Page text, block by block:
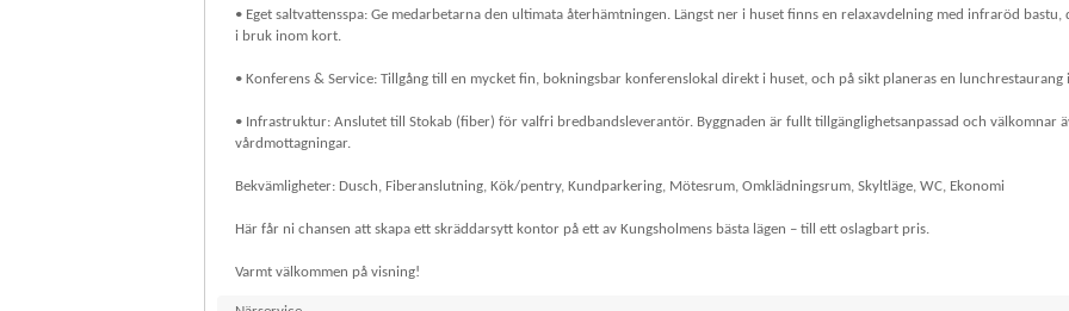
• Eget saltvattensspa: Ge medarbetarna den ultimata återhämtningen. Längst ner i huset finns en relaxavdelning med infraröd
i bruk inom kort.
• Konferens & Service: Tillgång till en mycket fin, bokningsbar konferenslokal direkt i huset, och på sikt planeras en lunchrestaurang
• Infrastruktur: Anslutet till Stokab (fiber) för valfri bredbandsleverantör. Byggnaden är fullt tillgänglighetsanpassad och välkomnar
vårdmottagningar.
Bekvämligheter: Dusch, Fiberanslutning, Kök/pentry, Kundparkering, Mötesrum, Omklädningsrum, Skyltläge, WC, Ekonomi
Här får ni chansen att skapa ett skräddarsytt kontor på ett av Kungsholmens bästa lägen – till ett oslagbart pris.
Varmt välkommen på visning!